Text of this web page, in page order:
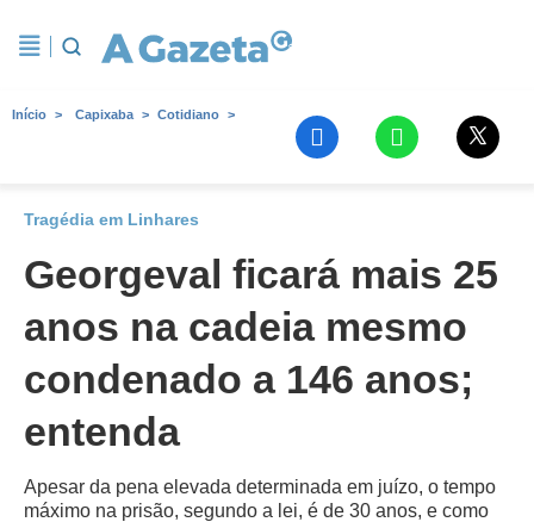
Início Capixaba Cotidiano
Tragédia em Linhares
Georgeval ficará mais 25
anos na cadeia mesmo
condenado a 146 anos;
entenda
Apesar da pena elevada determinada em juízo, o tempo
máximo na prisão, segundo a lei, é de 30 anos, e como